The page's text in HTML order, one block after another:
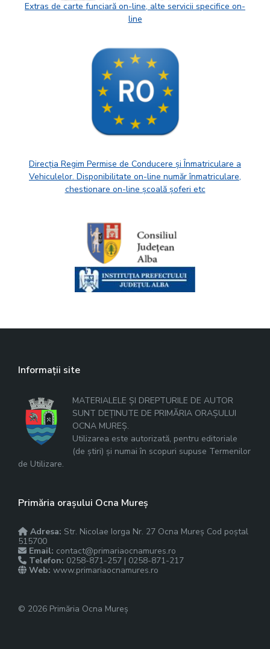
Extras de carte funciară on-line, alte servicii specifice on-
line
Direcția Regim Permise de Conducere și Înmatriculare a
Vehiculelor. Disponibilitate on-line număr înmatriculare,
chestionare on-line școală șoferi etc
Informații site
MATERIALELE ȘI DREPTURILE DE AUTOR
SUNT DEȚINUTE DE PRIMĂRIA ORAȘULUI
OCNA MUREȘ.
Utilizarea este autorizată, pentru editoriale
(de știri) și numai în scopuri supuse Termenilor
de Utilizare.
Primăria orașului Ocna Mureș
Adresa: Str. Nicolae Iorga Nr. 27 Ocna Mureș Cod poștal
515700
Email: contact@primariaocnamures.ro
Telefon: 0258-871-257 | 0258-871-217
Web: www.primariaocnamures.ro
© 2026 Primăria Ocna Mureș